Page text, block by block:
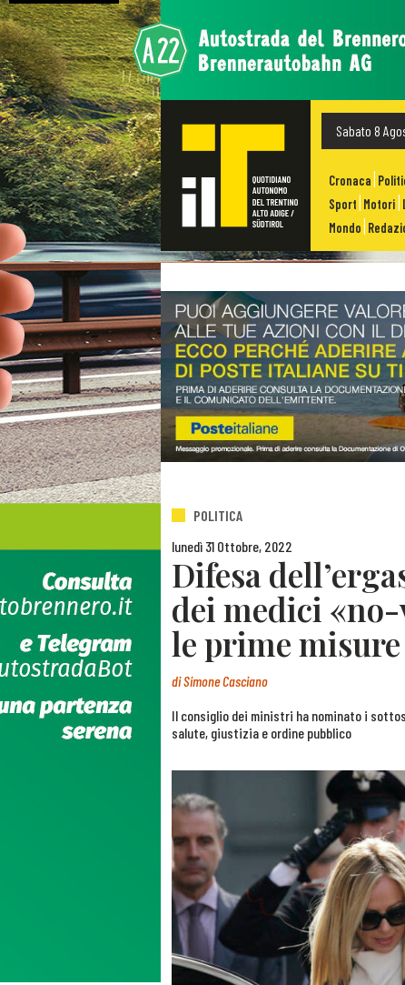
Sabato 8
Cronaca
Sport Motori
Mondo
POLITICA
lunedì 31 Ottobre, 2022
Difesa
dei medici «no-
le prime
diSimone Casciano
Il consiglio dei ministri ha nominato i
salute, giustizia e ordine pubblico